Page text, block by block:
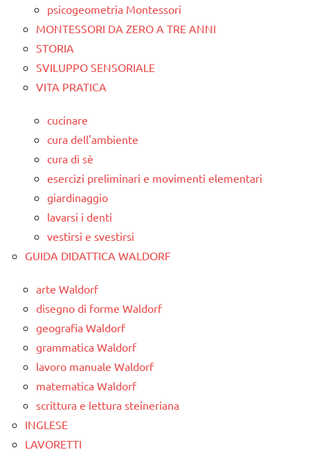
psicogeometria Montessori
MONTESSORI DA ZERO A TRE ANNI
STORIA
SVILUPPO SENSORIALE
VITA PRATICA
cucinare
cura dell'ambiente
cura di sè
esercizi preliminari e movimenti elementari
giardinaggio
lavarsi i denti
vestirsi e svestirsi
GUIDA DIDATTICA WALDORF
arte Waldorf
disegno di forme Waldorf
geografia Waldorf
grammatica Waldorf
lavoro manuale Waldorf
matematica Waldorf
scrittura e lettura steineriana
INGLESE
LAVORETTI